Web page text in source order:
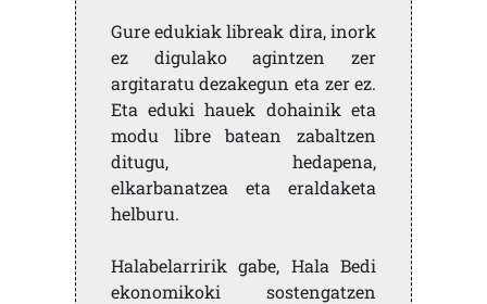
Gure edukiak libreak dira, inork
ez digulako agintzen zer
argitaratu dezakegun eta zer ez.
Eta eduki hauek dohainik eta
modu libre batean zabaltzen
ditugu, hedapena,
elkarbanatzea eta eraldaketa
helburu.
Halabelarririk gabe, Hala Bedi
ekonomikoki sostengatzen